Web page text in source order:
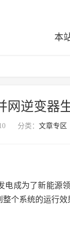
本
网逆变器
分类： 文章专区
电成为了新能源
个系统的运行效